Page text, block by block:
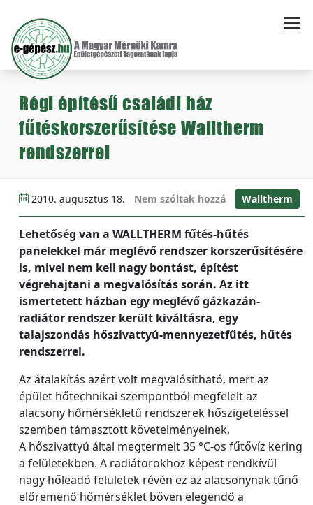
Régi építésű családi ház
fűtéskorszerűsítése Walltherm
rendszerrel
2010. augusztus 18. Nem szóltak hozzá Walltherm
Lehetőség van a WALLTHERM fűtés-hűtés
panelekkel már meglévő rendszer korszerűsítésére
is, mivel nem kell nagy bontást, építést
végrehajtani a megvalósítás során. Az itt
ismertetett házban egy meglévő gázkazán-
radiátor rendszer került kiváltásra, egy
talajszondás hőszivattyú-mennyezetfűtés, hűtés
rendszerrel.
Az átalakítás azért volt megvalósítható, mert az
épület hőtechnikai szempontból megfelelt az
alacsony hőmérsékletű rendszerek hőszigeteléssel
szemben támasztott követelményeinek.
A hőszivattyú által megtermelt 35 °C-os fűtővíz kering
a felületekben. A radiátorokhoz képest rendkívül
nagy hőleadó felületek révén ez az alacsonynak tűnő
előremenő hőmérséklet bőven elegendő a